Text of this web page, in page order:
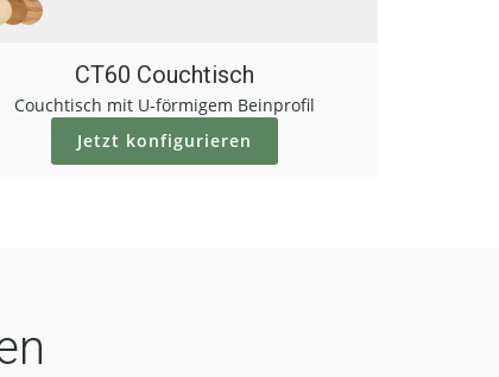
CT60 Couchtisch
Couchtisch mit U-förmigem Beinprofil
Jetzt konfigurieren